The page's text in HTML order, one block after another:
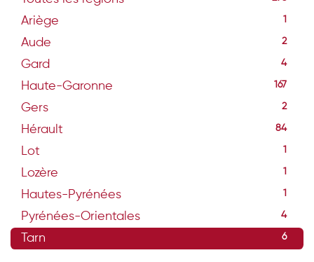
Ariège 1
Aude 2
Gard 4
Haute-Garonne 167
Gers 2
Hérault 84
Lot 1
Lozère 1
Hautes-Pyrénées 1
Pyrénées-Orientales 4
Tarn 6